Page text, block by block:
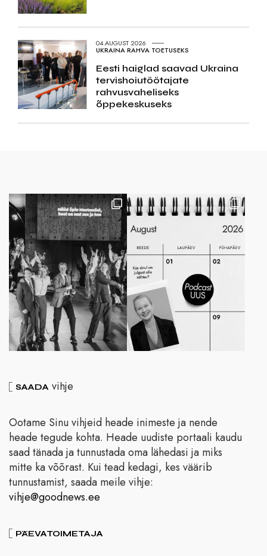
04.AUGUST 2026
UKRAINA RAHVA TOETUSEKS
Eesti haiglad saavad Ukraina
tervishoiutöötajate
rahvusvaheliseks
õppekeskuseks
SAADA vihje
Ootame Sinu vihjeid heade inimeste ja nende
heade tegude kohta. Heade uudiste portaali kaudu
saad tänada ja tunnustada oma lähedasi ja miks
mitte ka võõrast. Kui tead kedagi, kes väärib
tunnustamist, saada meile vihje:
vihje@goodnews.ee
PÄEVATOIMETAJA